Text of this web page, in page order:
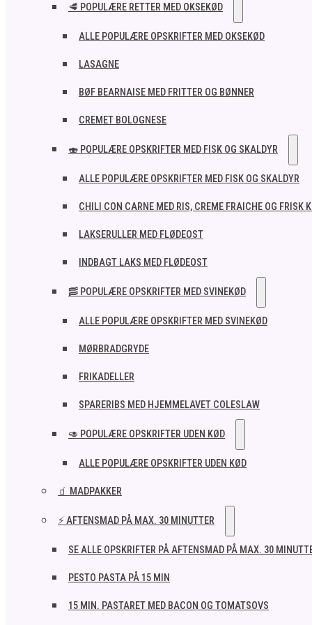
🥩 POPULÆRE RETTER MED OKSEKØD
ALLE POPULÆRE OPSKRIFTER MED OKSEKØD
LASAGNE
BØF BEARNAISE MED FRITTER OG BØNNER
CREMET BOLOGNESE
🍣 POPULÆRE OPSKRIFTER MED FISK OG SKALDYR
ALLE POPULÆRE OPSKRIFTER MED FISK OG SKALDYR
CHILI CON CARNE MED RIS, CREME FRAICHE OG FRISK
LAKSERULLER MED FLØDEOST
INDBAGT LAKS MED FLØDEOST
🥓 POPULÆRE OPSKRIFTER MED SVINEKØD
ALLE POPULÆRE OPSKRIFTER MED SVINEKØD
MØRBRADGRYDE
FRIKADELLER
SPARERIBS MED HJEMMELAVET COLESLAW
🥑 POPULÆRE OPSKRIFTER UDEN KØD
ALLE POPULÆRE OPSKRIFTER UDEN KØD
🧃 MADPAKKER
⚡ AFTENSMAD PÅ MAX. 30 MINUTTER
SE ALLE OPSKRIFTER PÅ AFTENSMAD PÅ MAX. 30
PESTO PASTA PÅ 15 MIN
15 MIN. PASTARET MED BACON OG TOMATSOVS